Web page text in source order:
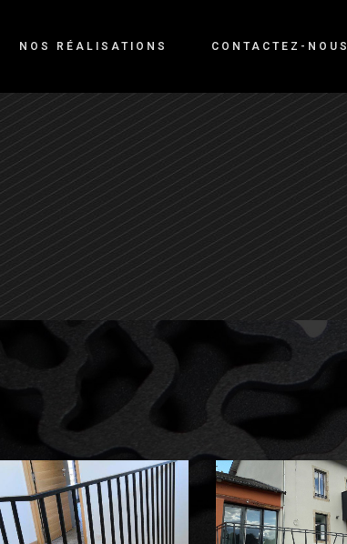
NOS RÉALISATIONS CONTACTEZ-NOUS